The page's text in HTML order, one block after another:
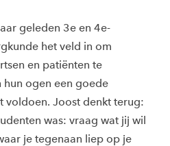
geleden 3e en 4e-
het veld in om
en patiënten te
hun ogen een goede
voldoen. Joost denkt terug:
was: vraag wat jij wil
je tegenaan liep op je